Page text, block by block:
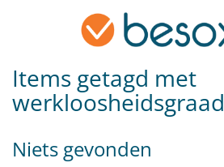
Items getagd met
werkloosheidsgraad
Niets gevonden